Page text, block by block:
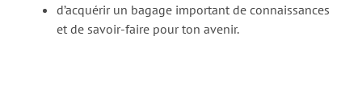
d’acquérir un bagage important de connaissances
et de savoir-faire pour ton avenir.